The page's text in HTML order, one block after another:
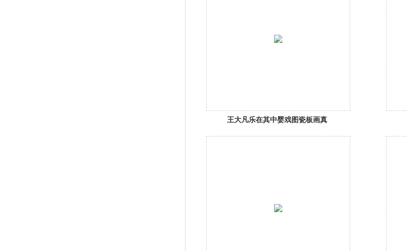
王大凡乐在其中婴戏图瓷板画真